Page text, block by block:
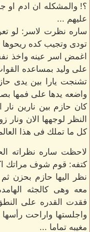
؟! والمشكله ان ادم او
عليهم ...
ساره نظرت لاسر: لو
تودى وتجيب كده ريحوها
اغمض اسر عينه واخذ
على وليد بمساعده
تشنجت يارا بين يدى
واضعه يدها على فمها
كان حازم بين نارين
النظر لوجهها الان ونار
كل ما تملك فى هذا
لاحظت ساره نظراته
كتفه: قوم شوف مراتك
نظر اليها حازم بحزن
معه وهى كالجثه
فقدت القدره على
واجلستها واراحت رأسها
مغيبه تماما ...